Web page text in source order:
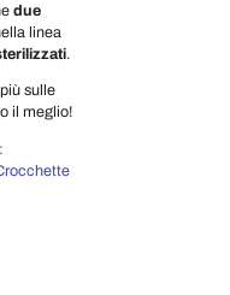
due
linea
.
sulle
il meglio!